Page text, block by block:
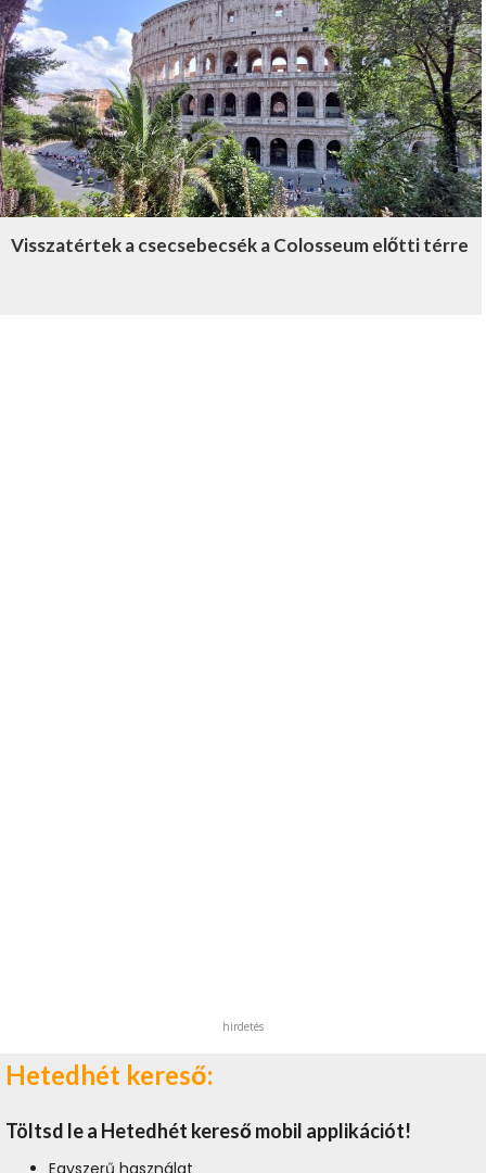
Visszatértek a csecsebecsék a Colosseum előtti térre
hirdetés
Hetedhét kereső:
Töltsd le a Hetedhét kereső mobil applikációt!